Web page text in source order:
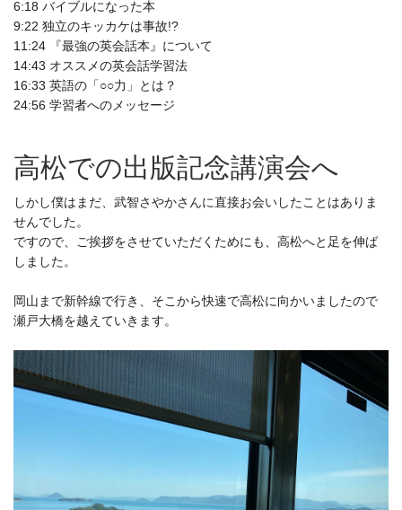
6:18 バイブルになった本
9:22 独立のキッカケは事故!?
11:24 『最強の英会話本』について
14:43 オススメの英会話学習法
16:33 英語の「○○力」とは？
24:56 学習者へのメッセージ
高松での出版記念講演会へ
しかし僕はまだ、武智さやかさんに直接お会いしたことはありま
せんでした。
ですので、ご挨拶をさせていただくためにも、高松へと足を伸ば
しました。
岡山まで新幹線で行き、そこから快速で高松に向かいましたので
瀬戸大橋を越えていきます。